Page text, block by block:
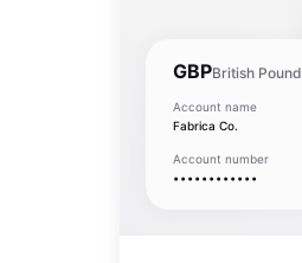
GBPBritish Pound
Account name
Fabrica Co.
Account number
••••••••••••